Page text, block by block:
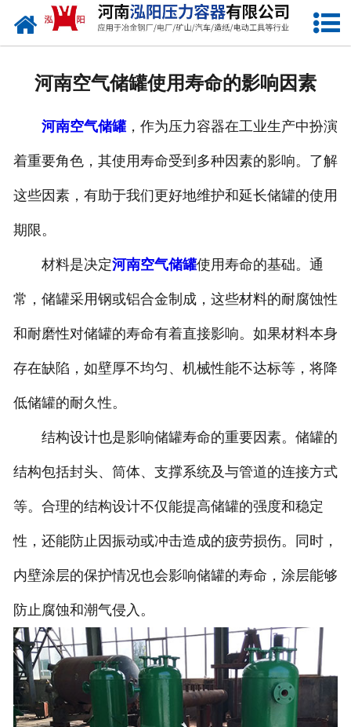
网站首页
联系我们
河南空气储罐使用寿命的影响因素
河南空气储罐，作为压力容器在工业生产中扮演
着重要角色，其使用寿命受到多种因素的影响。了解
这些因素，有助于我们更好地维护和延长储罐的使用
期限。
材料是决定河南空气储罐使用寿命的基础。通
常，储罐采用钢或铝合金制成，这些材料的耐腐蚀性
和耐磨性对储罐的寿命有着直接影响。如果材料本身
存在缺陷，如壁厚不均匀、机械性能不达标等，将降
低储罐的耐久性。
结构设计也是影响储罐寿命的重要因素。储罐的
结构包括封头、筒体、支撑系统及与管道的连接方式
等。合理的结构设计不仅能提高储罐的强度和稳定
性，还能防止因振动或冲击造成的疲劳损伤。同时，
内壁涂层的保护情况也会影响储罐的寿命，涂层能够
防止腐蚀和潮气侵入。